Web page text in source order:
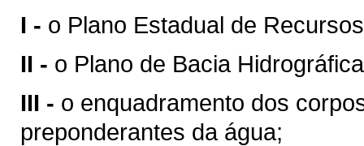
I - o Plano Estadual de
II - o Plano de Bacia
III - o enquadramento dos
preponderantes da água;